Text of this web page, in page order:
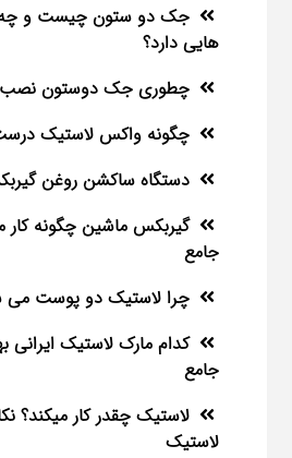
جک دو ستون چیست و چه
هایی دارد؟
چطوری جک دوستون نصب
چگونه واکس لاستیک
دستگاه ساکشن روغن
گیربکس ماشین چگونه کار
جامع
چرا لاستیک دو پوست می
کدام مارک لاستیک ایرانی
جامع
لاستیک چقدر کار میکند؟
لاستیک